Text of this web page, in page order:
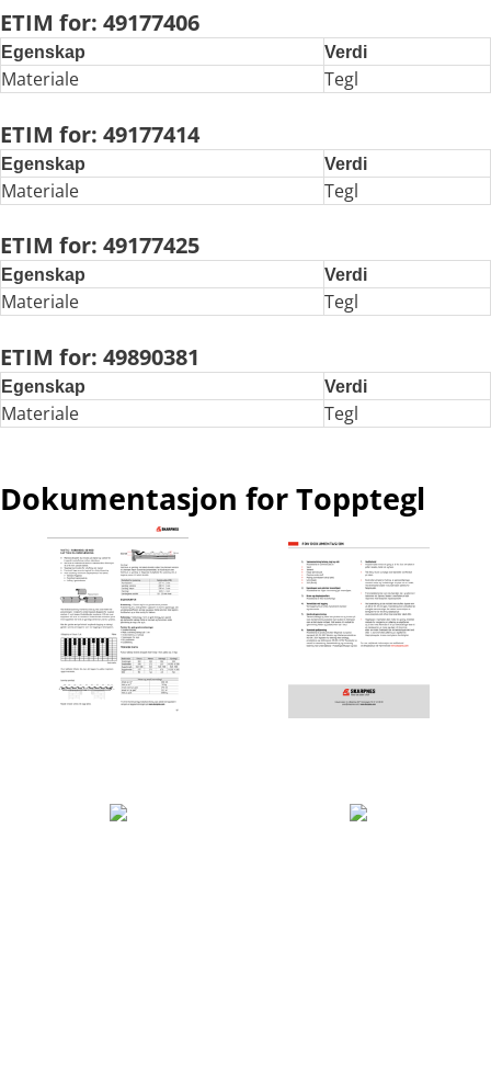
ETIM for: 49177406
Egenskap Verdi
Materiale Tegl
ETIM for: 49177414
Egenskap Verdi
Materiale Tegl
ETIM for: 49177425
Egenskap Verdi
Materiale Tegl
ETIM for: 49890381
Egenskap Verdi
Materiale Tegl
Dokumentasjon for Topptegl